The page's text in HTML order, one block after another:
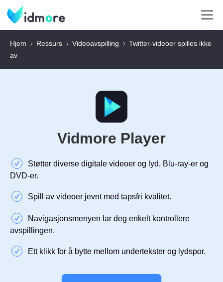
Hjem Ressurs Videoavspilling
Twitter-videoer spilles ikke
av
Vidmore Player
Støtter diverse digitale videoer og lyd, Blu-ray-er og
DVD-er.
Spill av videoer jevnt med tapsfri kvalitet.
Navigasjonsmenyen lar deg enkelt kontrollere
avspillingen.
Ett klikk for å bytte mellom undertekster og lydspor.